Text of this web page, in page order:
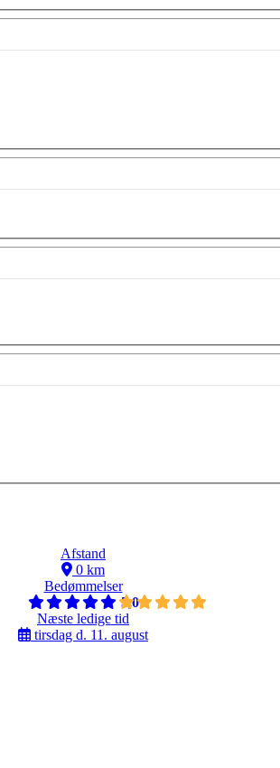
Afstand
0 km
Bedømmelser
5,0
Næste ledige tid
tirsdag d. 11. august